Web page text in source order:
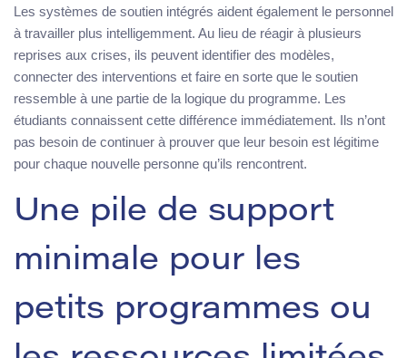
Les systèmes de soutien intégrés aident également le personnel
à travailler plus intelligemment. Au lieu de réagir à plusieurs
reprises aux crises, ils peuvent identifier des modèles,
connecter des interventions et faire en sorte que le soutien
ressemble à une partie de la logique du programme. Les
étudiants connaissent cette différence immédiatement. Ils n’ont
pas besoin de continuer à prouver que leur besoin est légitime
pour chaque nouvelle personne qu’ils rencontrent.
Une pile de support
minimale pour les
petits programmes ou